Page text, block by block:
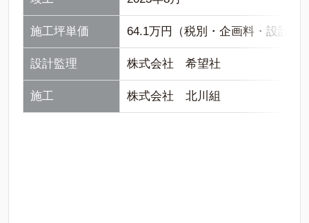
施工坪単価 64.1万円（税別・企画料・設計監
設計監理 株式会社 希望社
施工 株式会社 北川組